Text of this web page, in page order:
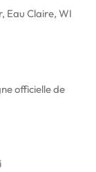
Eau Claire, WI
officielle de